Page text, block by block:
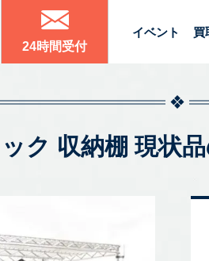
24時間受付
イベント 買
ク 収納棚 現状